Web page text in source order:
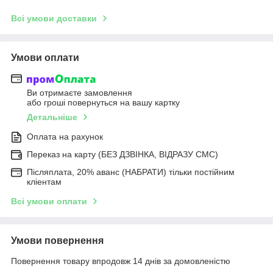
Всі умови доставки
Умови оплати
Ви отримаєте замовлення
або гроші повернуться на вашу картку
Детальніше
Оплата на рахунок
Переказ на карту (БЕЗ ДЗВІНКА, ВІДРАЗУ СМС)
Післяплата, 20% аванс (НАБРАТИ) тільки постійним
кліентам
Всі умови оплати
Умови повернення
Повернення товару впродовж 14 днів за домовленістю